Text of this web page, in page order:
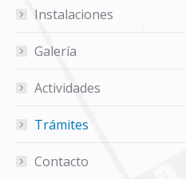
Instalaciones
Galería
Actividades
Trámites
Contacto